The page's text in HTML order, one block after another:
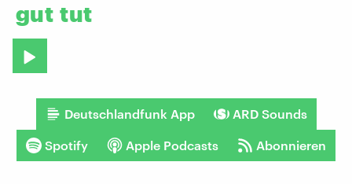
gut tut
Deutschlandfunk App ARD Sounds
Spotify Apple Podcasts Abonnieren